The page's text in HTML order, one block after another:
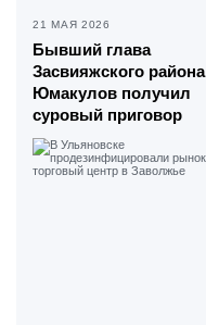
21 МАЯ 2026
Бывший глава
Засвияжского района
Юмакулов получил
суровый приговор